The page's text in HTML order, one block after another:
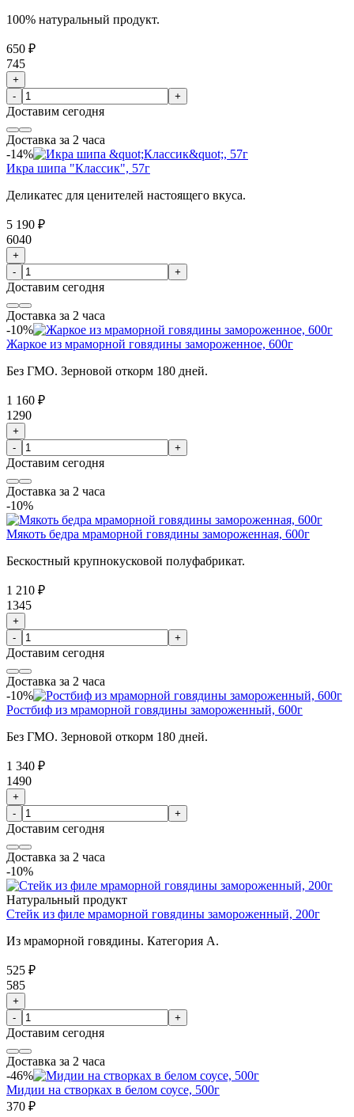
100% натуральный продукт.
650 ₽
745
+
-
+
Доставим сегодня
Доставка за 2 часа
-14%
Икра шипа "Классик", 57г
Деликатес для ценителей настоящего вкуса.
5 190 ₽
6040
+
-
+
Доставим сегодня
Доставка за 2 часа
-10%
Жаркое из мраморной говядины замороженное, 600г
Без ГМО. Зерновой откорм 180 дней.
1 160 ₽
1290
+
-
+
Доставим сегодня
Доставка за 2 часа
-10%
Мякоть бедра мраморной говядины замороженная, 600г
Бескостный крупнокусковой полуфабрикат.
1 210 ₽
1345
+
-
+
Доставим сегодня
Доставка за 2 часа
-10%
Ростбиф из мраморной говядины замороженный, 600г
Без ГМО. Зерновой откорм 180 дней.
1 340 ₽
1490
+
-
+
Доставим сегодня
Доставка за 2 часа
-10%
Натуральный продукт
Стейк из филе мраморной говядины замороженный, 200г
Из мраморной говядины. Категория А.
525 ₽
585
+
-
+
Доставим сегодня
Доставка за 2 часа
-46%
Мидии на створках в белом соусе, 500г
370 ₽